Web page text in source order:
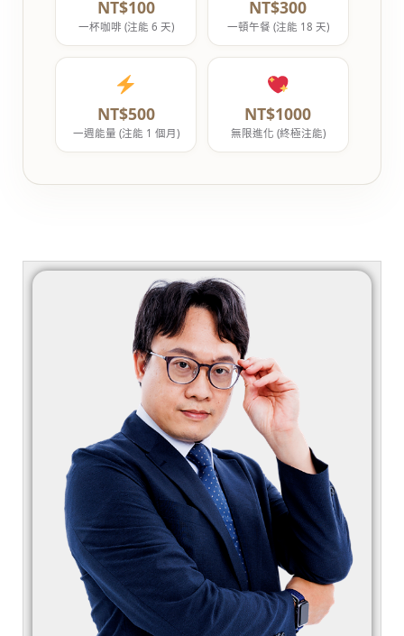
NT$100
一杯咖啡 (注能 6 天)
NT$300
一頓午餐 (注能 18 天)
NT$500
一週能量 (注能 1 個月)
NT$1000
無限進化 (終極注能)